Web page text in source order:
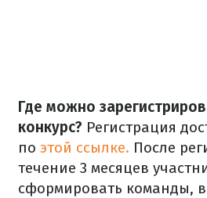
Где можно
конкурс? Регистрация
по этой ссылке. После
течение 3 месяцев
сформировать команды,